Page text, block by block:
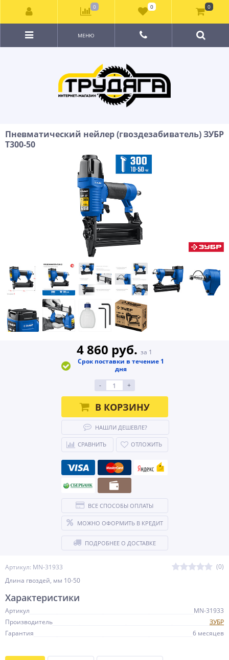
МЕНЮ
Пневматический нейлер (гвоздезабиватель) ЗУБР
Т300-50
Артикул: MN-31933
(0)
Длина гвоздей, мм 10-50
4 860 руб. за 1
Срок поставки в течение 1
дня
-
+
В КОРЗИНУ
НАШЛИ ДЕШЕВЛЕ?
СРАВНИТЬ ОТЛОЖИТЬ
ВСЕ СПОСОБЫ ОПЛАТЫ
МОЖНО ОФОРМИТЬ В КРЕДИТ
ПОДРОБНЕЕ О ДОСТАВКЕ
Характеристики
Артикул
MN-31933
Производитель
ЗУБР
Гарантия
6 месяцев
0 0 0